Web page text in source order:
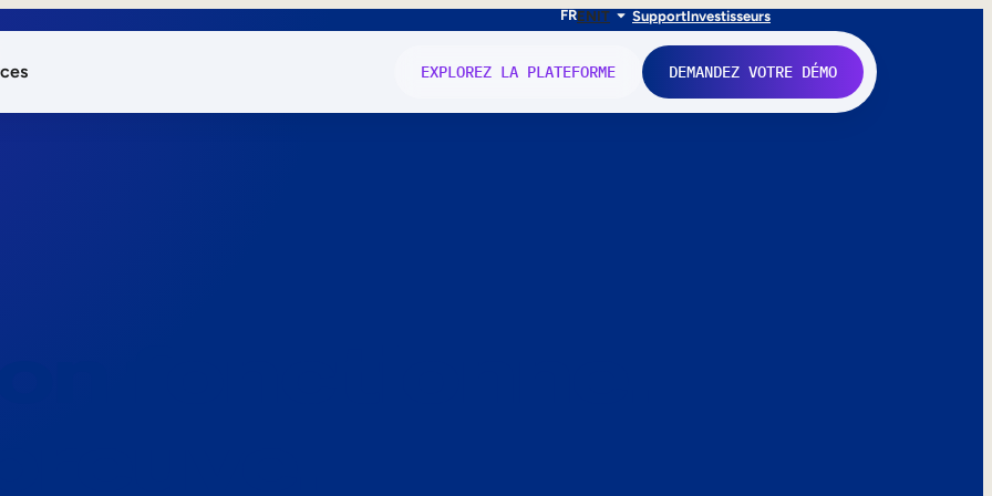
FRENIT SupportInvestisseurs
EXPLOREZ LA PLATEFORME DEMANDEZ VOTRE DÉMO